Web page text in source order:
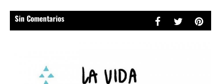
Sin Comentarios